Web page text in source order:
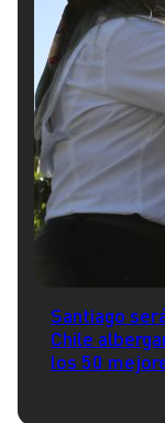
Santiago
Chile
los 50